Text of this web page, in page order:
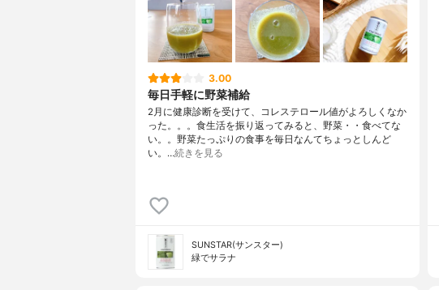
3.00
毎日手軽に野菜補給
2月に健康診断を受けて、コレステロール値がよろしくなか
った。。。食生活を振り返ってみると、野菜・・食べてな
い。。野菜たっぷりの食事を毎日なんてちょっとしんど
い。…続きを見る
SUNSTAR(サンスター)
緑でサラナ